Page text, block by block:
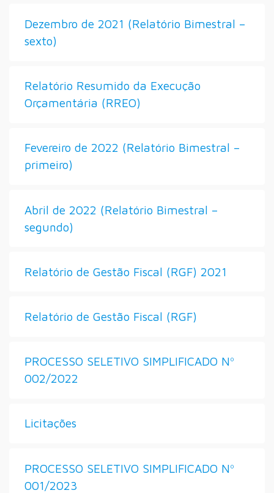
Dezembro de 2021 (Relatório Bimestral –
sexto)
Relatório Resumido da Execução
Orçamentária (RREO)
Fevereiro de 2022 (Relatório Bimestral –
primeiro)
Abril de 2022 (Relatório Bimestral –
segundo)
Relatório de Gestão Fiscal (RGF) 2021
Relatório de Gestão Fiscal (RGF)
PROCESSO SELETIVO SIMPLIFICADO Nº
002/2022
Licitações
PROCESSO SELETIVO SIMPLIFICADO Nº
001/2023